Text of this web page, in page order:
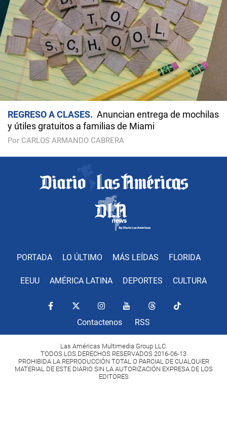
REGRESO A CLASES
Anuncian entrega de mochilas
y útiles gratuitos a familias de Miami
Por CARLOS ARMANDO CABRERA
PORTADA LO ÚLTIMO MÁS LEÍDAS FLORIDA
EEUU AMÉRICA LATINA DEPORTES CULTURA
Contactenos RSS
Las Américas Multimedia Group LLC.
TODOS LOS DERECHOS RESERVADOS 2016-06-13
PROHIBIDA LA REPRODUCCIÓN TOTAL O PARCIAL DE CUALQUIER
MATERIAL DE ESTE DIARIO SIN LA AUTORIZACIÓN EXPRESA DE LOS
EDITORES